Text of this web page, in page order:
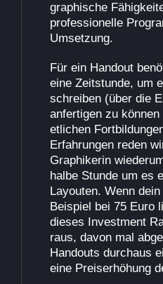
graphische
professionelle
Umsetzung.
Für ein Handout
eine Zeitstunde, um
schreiben (über die
anfertigen zu
etlichen
Erfahrungen reden
Graphikerin
halbe Stunde um es
Layouten. Wenn
Beispiel bei 75 Euro
dieses Investment
raus, davon mal
Handouts durchaus
eine Preiserhöhung